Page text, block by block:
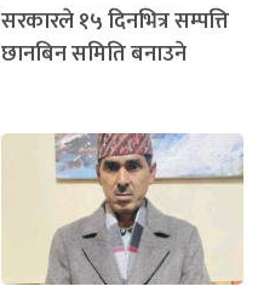
सरकारले १५ दिनभित्र सम्पत्ति
छानबिन समिति बनाउने